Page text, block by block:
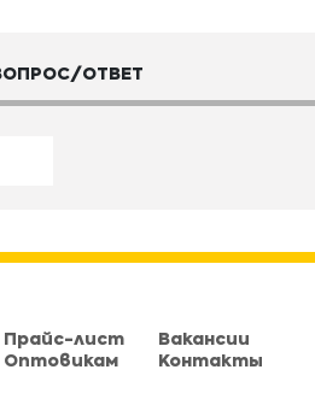
ОТВЕТ
Прайс-лист
Оптовикам
Вакансии
Контакты